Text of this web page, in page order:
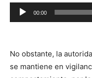
Reproductor
de
00:00
No obstante, la
se mantiene en